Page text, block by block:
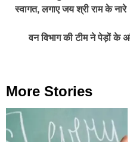
स्वागत, लगाए जय श्री राम के नारे
वन विभाग की टीम ने पेड़ों के
More Stories